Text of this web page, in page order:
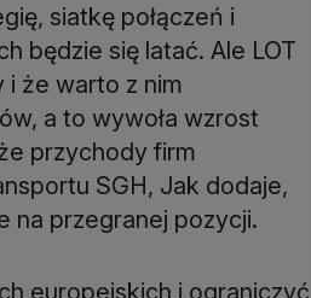
siatkę połączeń i
będzie się latać. Ale LOT
i że warto z nim
a to wywoła wzrost
przychody firm
SGH, Jak dodaje,
na przegranej pozycji.
europejskich i ograniczyć